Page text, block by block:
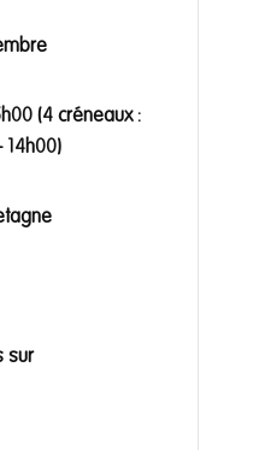
(4 créneaux :
14h00)
sur